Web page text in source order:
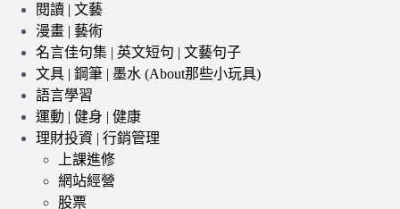
閱讀 | 文藝
漫畫 | 藝術
名言佳句集 | 英文短句 | 文藝句子
文具 | 鋼筆 | 墨水 (About那些小玩具)
語言學習
運動 | 健身 | 健康
理財投資 | 行銷管理
上課進修
網站經營
股票